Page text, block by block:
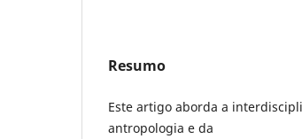
Resumo
Este artigo aborda a
antropologia e da